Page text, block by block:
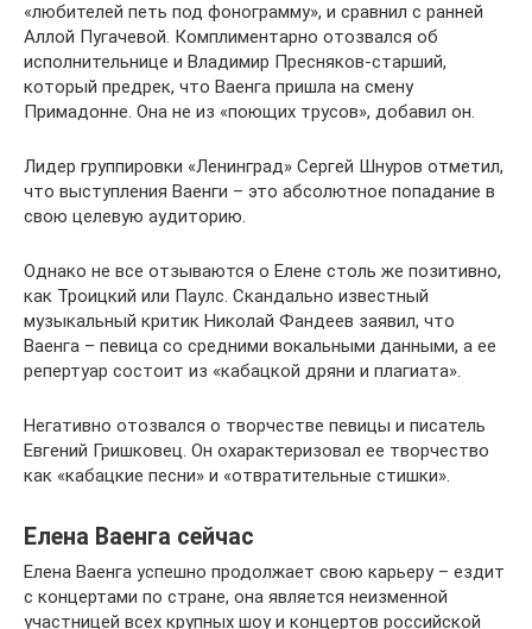
«любителей петь под фонограмму», и сравнил с ранней
Аллой Пугачевой. Комплиментарно отозвался об
исполнительнице и Владимир Пресняков-старший,
который предрек, что Ваенга пришла на смену
Примадонне. Она не из «поющих трусов», добавил он.
Лидер группировки «Ленинград» Сергей Шнуров отметил,
что выступления Ваенги – это абсолютное попадание в
свою целевую аудиторию.
Однако не все отзываются о Елене столь же позитивно,
как Троицкий или Паулс. Скандально известный
музыкальный критик Николай Фандеев заявил, что
Ваенга – певица со средними вокальными данными, а ее
репертуар состоит из «кабацкой дряни и плагиата».
Негативно отозвался о творчестве певицы и писатель
Евгений Гришковец. Он охарактеризовал ее творчество
как «кабацкие песни» и «отвратительные стишки».
Елена Ваенга сейчас
Елена Ваенга успешно продолжает свою карьеру – ездит
с концертами по стране, она является неизменной
участницей всех крупных шоу и концертов российской